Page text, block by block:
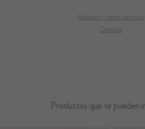
Métodos y costos de envío
Cambios
Productos que te pueden